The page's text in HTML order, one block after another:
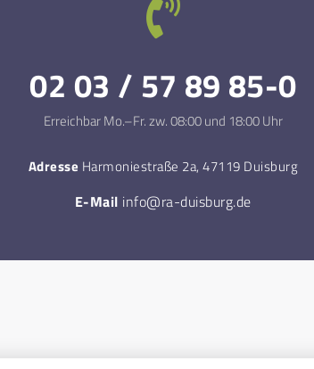
02 03 / 57 89 85-0
Erreichbar Mo.–Fr. zw. 08:00 und 18:00 Uhr
Adresse Harmoniestraße 2a, 47119 Duisburg
E-Mail info@ra-duisburg.de